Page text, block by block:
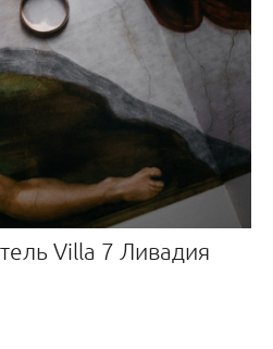
Villa 7 Ливадия